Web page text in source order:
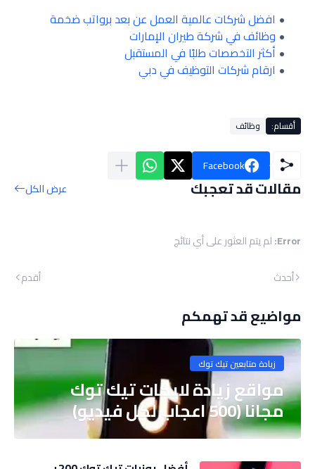
افضل شركات عالمية العمل عن بعد برواتب ضخمة
وظائف في شركة طيران الإمارات
أكثر التخصصات طلبًا في المستقبل
ارقام شركات التوظيف في دبي
أقسام: وظائف
Facebook
مقالات قد تعجبك عرض الكل
Error: لم يتم العثور على أي نتائج
أحدث
أقدم
مواضيع قد تهمكم
زيادة متابعين تيك توك
مواقع زيادة لايكات تيك توك
مجانا (500 اعجاب لكل فيديو)